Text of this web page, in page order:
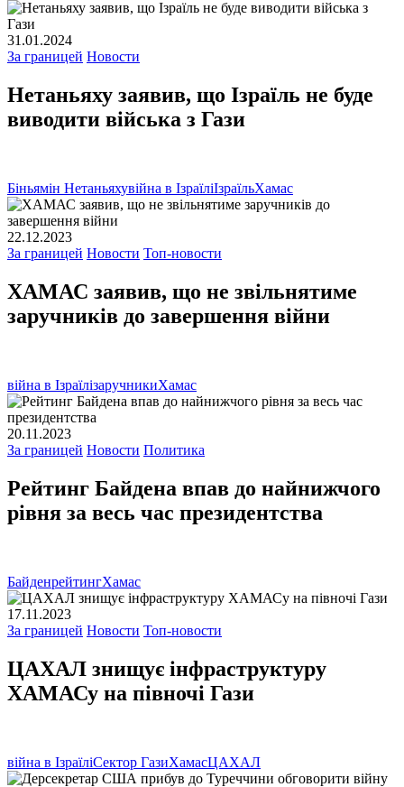
31.01.2024
За границей Новости
Нетаньяху заявив, що Ізраїль не буде
виводити війська з Гази
Біньямін Нетаньяхувійна в ІзраїліІзраїльХамас
22.12.2023
За границей Новости Топ-новости
ХАМАС заявив, що не звільнятиме
заручників до завершення війни
війна в ІзраїлізаручникиХамас
20.11.2023
За границей Новости Политика
Рейтинг Байдена впав до найнижчого
рівня за весь час президентства
БайденрейтингХамас
17.11.2023
За границей Новости Топ-новости
ЦАХАЛ знищує інфраструктуру
ХАМАСу на півночі Гази
війна в ІзраїліСектор ГазиХамасЦАХАЛ